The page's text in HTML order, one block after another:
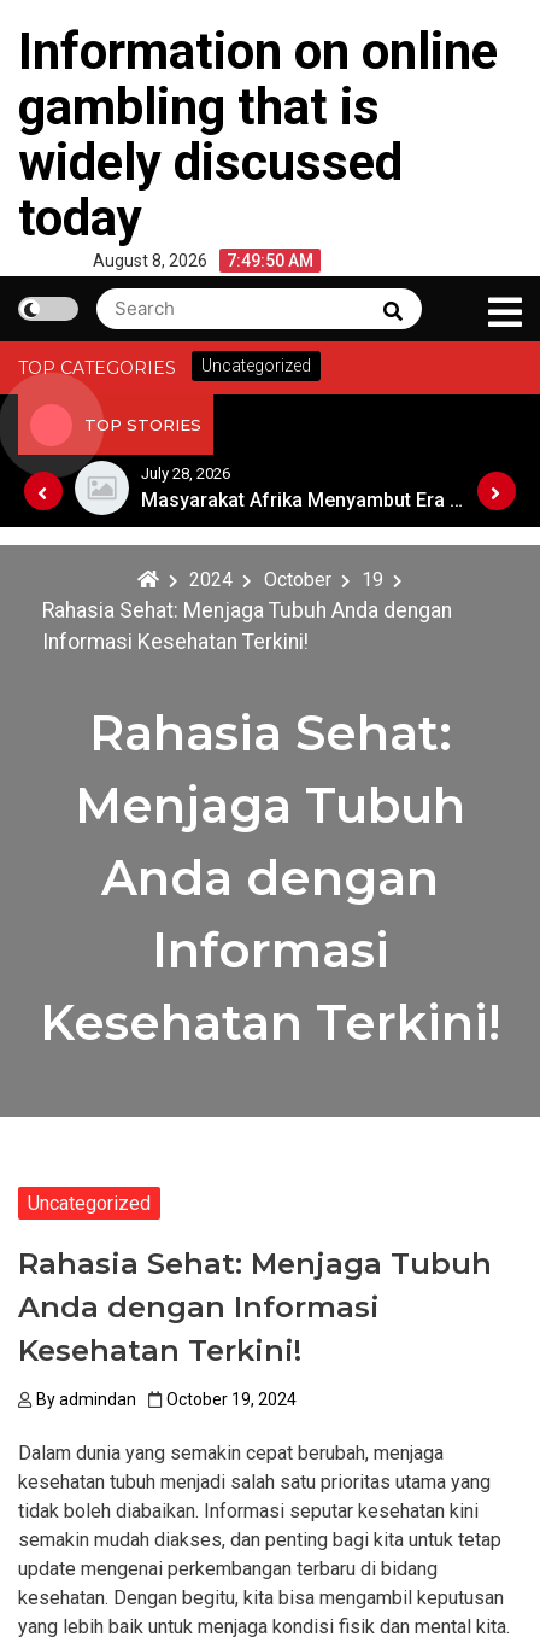
content
Information on online
gambling that is
widely discussed
today
August 8, 2026 7:49:51 AM
Search
for:
Search
TOP CATEGORIES Uncategorized
TOP STORIES
Berita Cuaca Ekstrem di Australia
July 28, 2026
Masyarakat Afrika Menyambut Era Digital dengan Penuh Harapan
2024 October 19
Rahasia Sehat: Menjaga Tubuh Anda dengan
Informasi Kesehatan Terkini!
Rahasia Sehat:
Menjaga Tubuh
Anda dengan
Informasi
Kesehatan Terkini!
Uncategorized
Rahasia Sehat: Menjaga Tubuh
Anda dengan Informasi
Kesehatan Terkini!
Byadmindan October 19, 2024
Dalam dunia yang semakin cepat berubah, menjaga
kesehatan tubuh menjadi salah satu prioritas utama yang
tidak boleh diabaikan. Informasi seputar kesehatan kini
semakin mudah diakses, dan penting bagi kita untuk tetap
update mengenai perkembangan terbaru di bidang
kesehatan. Dengan begitu, kita bisa mengambil keputusan
yang lebih baik untuk menjaga kondisi fisik dan mental kita.